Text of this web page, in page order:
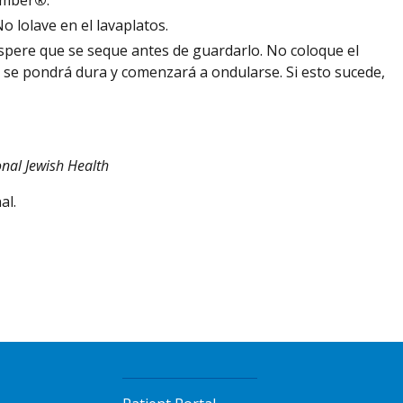
lolave en el lavaplatos.
que se seque antes de guardarlo. No coloque el
pondrá dura y comenzará a ondularse. Si esto sucede,
Jewish Health